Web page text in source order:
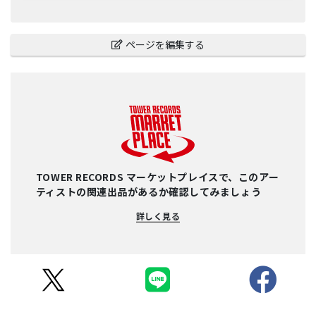
ページを編集する
TOWER RECORDS マーケットプレイスで、このアー
ティストの関連出品があるか確認してみましょう
詳しく見る